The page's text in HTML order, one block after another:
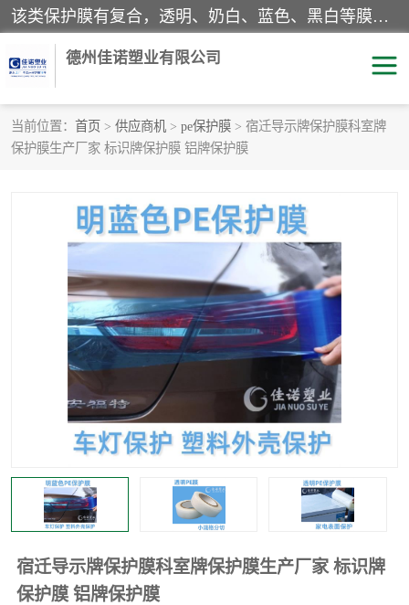
该类保护膜有复合，透明、奶白、蓝色、黑白等膜型。特高粘，高粘，中高粘，中粘，中低粘，低粘等。对于不同的粘力要求有相应的产品相适配。无胶渍残留污染。在较宽的收卷幅度下平整无皱纹，收卷长度大，利于机械化及自动化施工粘贴。为您的产品提供的表面保护解决方案。 产品广泛适用于：铝材、不锈钢、金属、塑料、电子、家电、家具、玻璃、化工材料、装饰材料等。
德州佳诺塑业有限公司
当前位置： 首页 > 供应商机 > pe保护膜 > 宿迁导示牌保护膜科室牌
保护膜生产厂家 标识牌保护膜 铝牌保护膜
宿迁导示牌保护膜科室牌保护膜生产厂家 标识牌
保护膜 铝牌保护膜
pe保护膜 包装膜
地毯保护膜 家具保护膜
拉伸缠绕膜 透明保护膜
黑白保护膜 乳白保护膜
明蓝保护膜 纯黑保护膜
印字保护膜 彩钢板保护膜
不绣钢板保护膜 两边上胶保护膜
不锈钢板保护膜 一次性隔离膜